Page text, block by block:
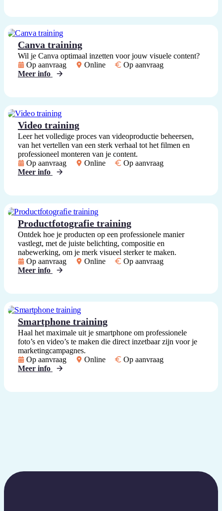
Canva training
Wil je Canva optimaal inzetten voor jouw visuele content?
Op aanvraag
Online
Op aanvraag
Meer info
Video training
Leer het volledige proces van videoproductie beheersen,
van het vertellen van een sterk verhaal tot het filmen en
professioneel monteren van je content.
Op aanvraag
Online
Op aanvraag
Meer info
Productfotografie training
Ontdek hoe je producten op een professionele manier
vastlegt, met de juiste belichting, compositie en
nabewerking, om je merk visueel sterker te maken.
Op aanvraag
Online
Op aanvraag
Meer info
Smartphone training
Haal het maximale uit je smartphone om professionele
foto’s en video’s te maken die direct inzetbaar zijn voor je
marketingcampagnes.
Op aanvraag
Online
Op aanvraag
Meer info